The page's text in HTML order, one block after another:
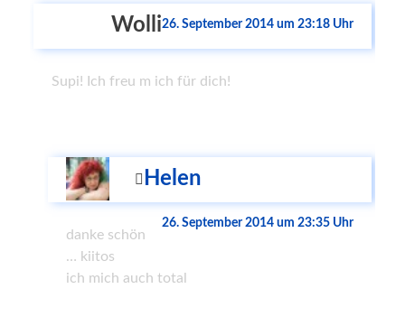
Wolli26. September 2014 um 23:18 Uhr
Supi! Ich freu m ich für dich!
Helen
26. September 2014 um 23:35 Uhr
danke schön
… kiitos
ich mich auch total